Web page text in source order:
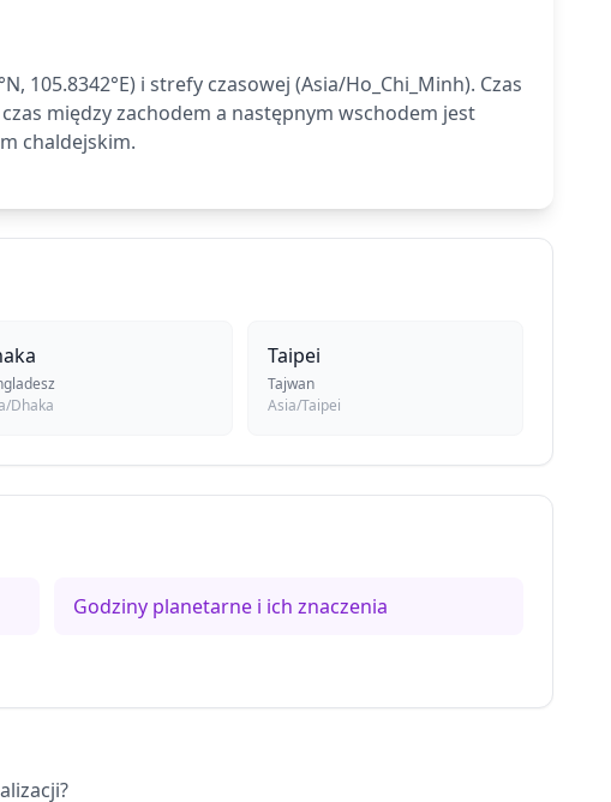
105.8342°E) i strefy czasowej (Asia/Ho_Chi_Minh). Czas
między zachodem a następnym wschodem jest
chaldejskim.
Dhaka
Taipei
Tajwan
Asia/Taipei
Godziny planetarne i ich znaczenia